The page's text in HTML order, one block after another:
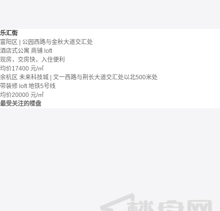
乐汇街
富阳区 | 公园西路与金秋大道交汇处
酒店式公寓 商铺 loft
现房，交房快，入住便利
均价17400 元/㎡
余杭区 未来科技城 | 文一西路与荆长大道交汇处以北500米处
带装修 loft 地铁5号线
均价20000 元/㎡
最受关注的楼盘